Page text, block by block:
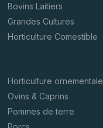
Bovins Laitiers
Grandes Cultures
Horticulture Comestible
Horticulture ornementale
Ovins & Caprins
Pommes de terre